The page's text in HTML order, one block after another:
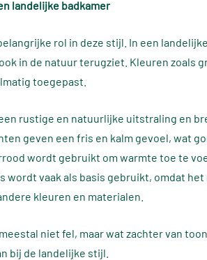
landelijke badkamer
rol in deze stijl. In een
in de natuur terugziet. Kleuren zoals
toegepast.
rustige en natuurlijke uitstraling en
geven een fris en kalm gevoel, wat
wordt gebruikt om warmte toe te
wordt vaak als basis gebruikt, omdat
kleuren en materialen.
niet fel, maar wat zachter van
bij de landelijke stijl.